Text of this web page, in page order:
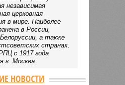
независимая
церковная
в мире. Наиболее
в России,
а также
странах.
с 1917 года
г. Москва.
НОВОСТИ